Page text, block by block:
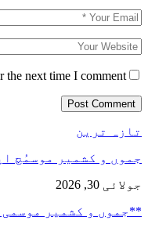
the next time I comment.
تازہ ترین
جموں و کشمیر موسمُچ
جولائی 30, 2026
**جموں و كشمیر موسمی